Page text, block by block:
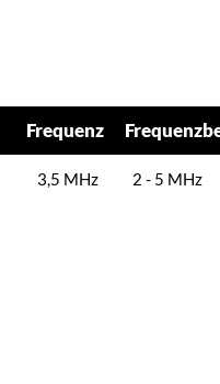
Frequenz
Frequenz
3,5 MHz 2 - 5 MHz